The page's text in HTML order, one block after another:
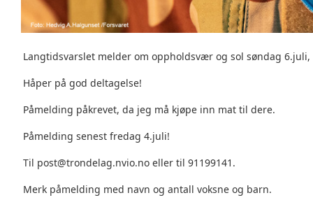
Langtidsvarslet melder om oppholdsvær og sol søndag
Håper på god deltagelse!
Påmelding påkrevet, da jeg må kjøpe inn mat til dere.
Påmelding senest fredag 4.juli!
Til post@trondelag.nvio.no eller til 91199141.
Merk påmelding med navn og antall voksne og barn.